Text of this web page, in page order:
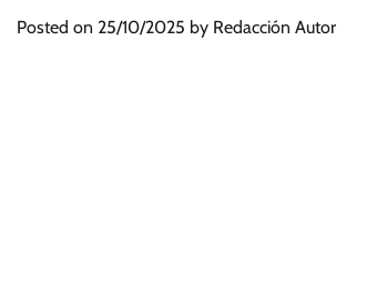
Posted on 25/10/2025 by Redacción Autor